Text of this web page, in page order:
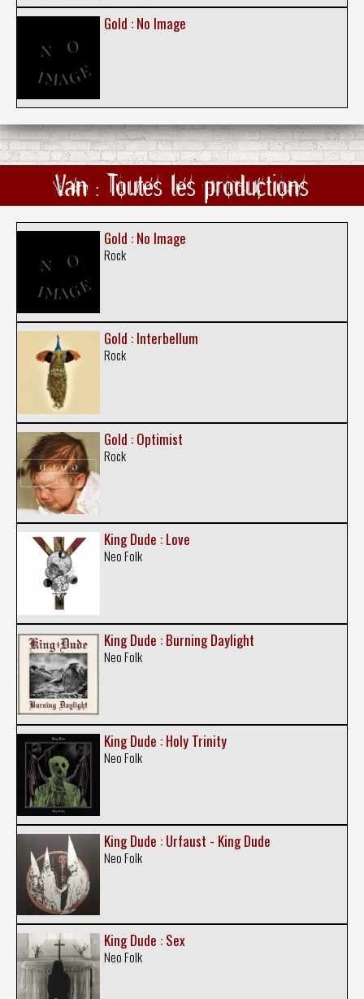
Gold : No Image
Van : Toutes les productions
Gold : No Image
Rock
Gold : Interbellum
Rock
Gold : Optimist
Rock
King Dude : Love
Neo Folk
King Dude : Burning Daylight
Neo Folk
King Dude : Holy Trinity
Neo Folk
King Dude : Urfaust - King Dude
Neo Folk
King Dude : Sex
Neo Folk